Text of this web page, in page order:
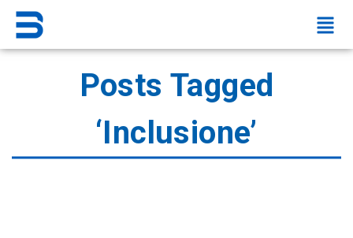
Posts Tagged
‘Inclusione’